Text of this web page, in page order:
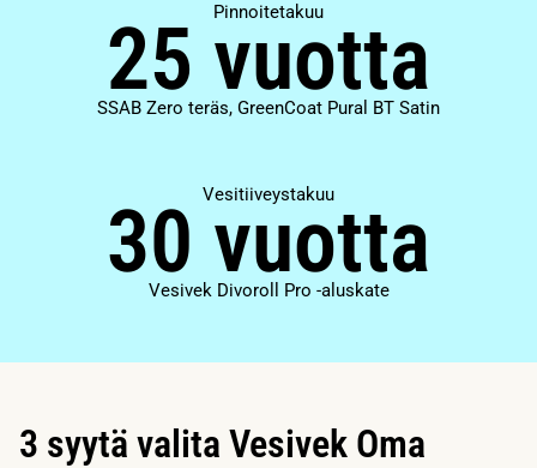
Pinnoitetakuu
25 vuotta
SSAB Zero teräs, GreenCoat Pural BT Satin
Vesitiiveystakuu
30 vuotta
Vesivek Divoroll Pro -aluskate
3 syytä valita Vesivek Oma